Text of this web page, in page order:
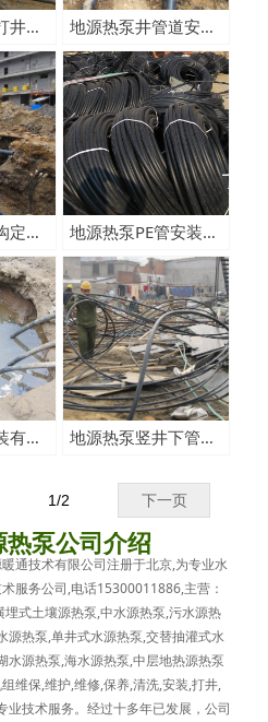
地源热泵安装打井施工方式及内容介绍 地源热泵井管道安装方式及内容介绍
地源热泵水平沟定位放线及开挖方式及内容 地源热泵PE管安装有那些方式及内容介绍
地源热泵井安装有那些方式及内容介绍 地源热泵竖井下管及回填有那些方式及内容介绍
下一页
1/2
热泵公司介绍
通技术有限公司注册于北京,为专业水
服务公司,电话15300011886,主营：
式土壤源热泵,中水源热泵,污水源热
源热泵,单井式水源热泵,交替抽灌式水
水源热泵,海水源热泵,中层地热源热泵
维保,维护,维修,保养,清洗,安装,打井,
业技术服务。经过十多年已发展，公司